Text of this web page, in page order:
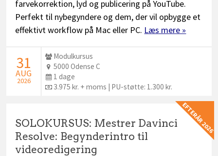
farvekorrektion, lyd og publicering på YouTube.
Perfekt til nybegyndere og dem, der vil opbygge et
effektivt workflow på Mac eller PC. Læs mere »
STARTDATO:
31
AUG
2026
Udbyder:
Modulkursus
Sted:
5000 Odense C
Dage:
1 dage
Pris:3.975 kr. + moms | PU-støtte: 1.300 kr.
SOLOKURSUS: Mestrer Davinci
Resolve: Begynderintro til
videoredigering
EFTERÅR 2026